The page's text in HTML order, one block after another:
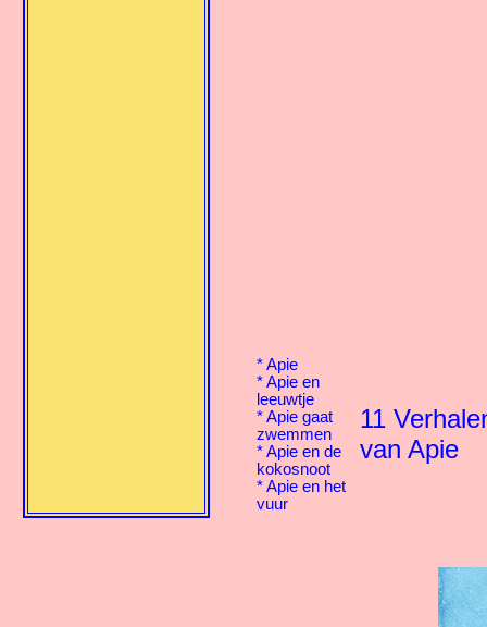
*Apie
*Apie en
leeuwtje
*Apie gaat
zwemmen
*Apie en de
kokosnoot
*Apie en het
vuur
11
van Apie